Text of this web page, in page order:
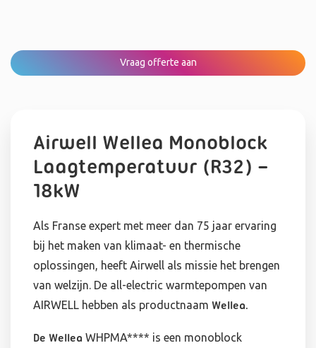
Vraag offerte aan
Airwell Wellea Monoblock
Laagtemperatuur (R32) –
18kW
Als Franse expert met meer dan 75 jaar ervaring
bij het maken van klimaat- en thermische
oplossingen, heeft Airwell als missie het brengen
van welzijn. De all-electric warmtepompen van
AIRWELL hebben als productnaam Wellea.
De Wellea WHPMA**** is een monoblock